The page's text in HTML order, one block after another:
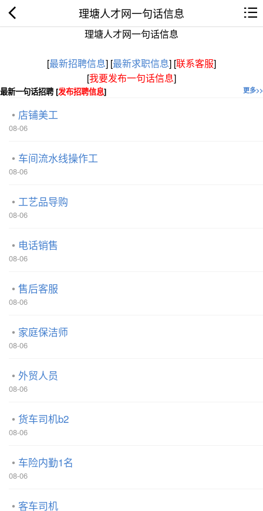
理塘人才网一句话信息
理塘人才网一句话信息
[最新招聘信息] [最新求职信息] [联系客服]
[我要发布一句话信息]
更多>>
最新一句话招聘 [发布招聘信息]
店铺美工
08-06
车间流水线操作工
08-06
工艺品导购
08-06
电话销售
08-06
售后客服
08-06
家庭保洁师
08-06
外贸人员
08-06
货车司机b2
08-06
车险内勤1名
08-06
客车司机